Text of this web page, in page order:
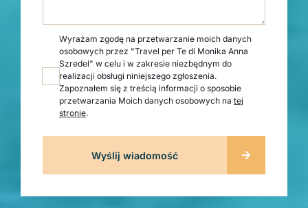
Wyrażam zgodę na przetwarzanie moich danych
osobowych przez "Travel per Te di Monika Anna
Szredel" w celu i w zakresie niezbędnym do
realizacji obsługi niniejszego zgłoszenia.
Zapoznałem się z treścią informacji o sposobie
przetwarzania Moich danych osobowych na tej
stronie.